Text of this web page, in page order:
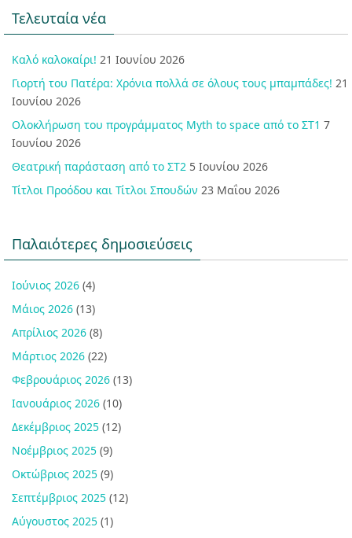
Τελευταία νέα
Καλό καλοκαίρι! 21 Ιουνίου 2026
Γιορτή του Πατέρα: Χρόνια πολλά σε όλους τους μπαμπάδες! 21
Ιουνίου 2026
Ολοκλήρωση του προγράμματος Myth to space από το ΣΤ1 7
Ιουνίου 2026
Θεατρική παράσταση από το ΣΤ2 5 Ιουνίου 2026
Τίτλοι Προόδου και Τίτλοι Σπουδών 23 Μαΐου 2026
Παλαιότερες δημοσιεύσεις
Ιούνιος 2026 (4)
Μάιος 2026 (13)
Απρίλιος 2026 (8)
Μάρτιος 2026 (22)
Φεβρουάριος 2026 (13)
Ιανουάριος 2026 (10)
Δεκέμβριος 2025 (12)
Νοέμβριος 2025 (9)
Οκτώβριος 2025 (9)
Σεπτέμβριος 2025 (12)
Αύγουστος 2025 (1)